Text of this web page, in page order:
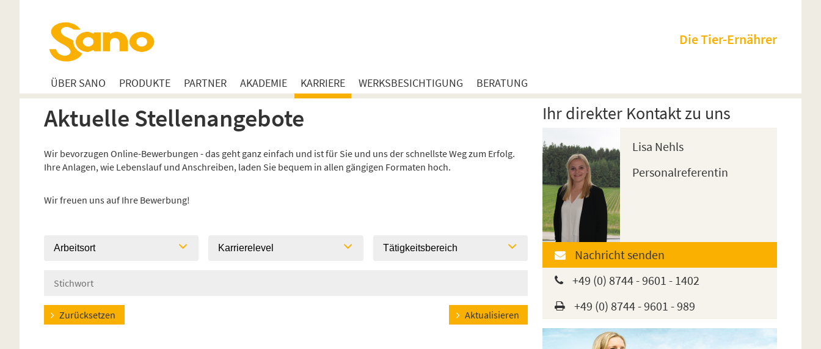
Die Tier-Ernährer
ÜBER SANO PRODUKTE PARTNER AKADEMIE KARRIERE WERKSBESICHTIGUNG BERATUNG
Aktuelle Stellenangebote
Wir bevorzugen Online-Bewerbungen - das geht ganz einfach und ist für Sie und uns der schnellste Weg zum Erfolg.
Ihre Anlagen, wie Lebenslauf und Anschreiben, laden Sie bequem in allen gängigen Formaten hoch.
Wir freuen uns auf Ihre Bewerbung!
Arbeitsort Karrierelevel Tätigkeitsbereich
Zurücksetzen Aktualisieren
Ihr direkter Kontakt zu uns
Lisa Nehls
Personalreferentin
Nachricht senden
+49 (0) 8744 - 9601 - 1402
+49 (0) 8744 - 9601 - 989